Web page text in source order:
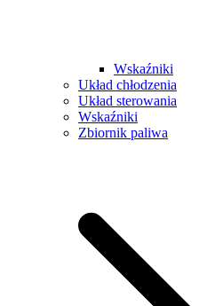
Wskaźniki
Układ chłodzenia
Układ sterowania
Wskaźniki
Zbiornik paliwa